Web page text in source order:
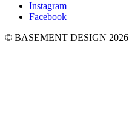
Instagram
Facebook
© BASEMENT DESIGN 2026